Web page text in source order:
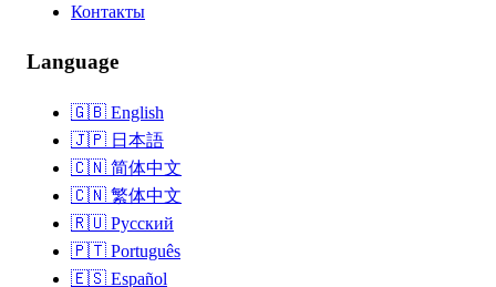
Контакты
Language
🇬🇧 English
🇯🇵 日本語
🇨🇳 简体中文
🇨🇳 繁体中文
🇷🇺 Русский
🇵🇹 Português
🇪🇸 Español